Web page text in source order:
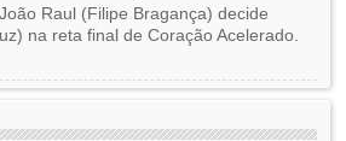
Raul (Filipe Bragança) decide
na reta final de Coração Acelerado.